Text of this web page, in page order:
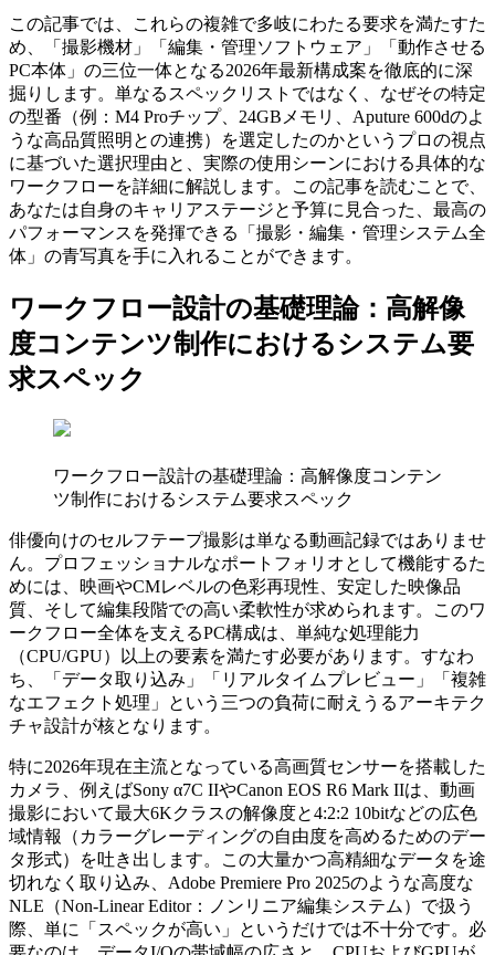
この記事では、これらの複雑で多岐にわたる要求を満たすた
め、「撮影機材」「編集・管理ソフトウェア」「動作させる
PC本体」の三位一体となる2026年最新構成案を徹底的に深
掘りします。単なるスペックリストではなく、なぜその特定
の型番（例：M4 Proチップ、24GBメモリ、Aputure 600dのよ
うな高品質照明との連携）を選定したのかというプロの視点
に基づいた選択理由と、実際の使用シーンにおける具体的な
ワークフローを詳細に解説します。この記事を読むことで、
あなたは自身のキャリアステージと予算に見合った、最高の
パフォーマンスを発揮できる「撮影・編集・管理システム全
体」の青写真を手に入れることができます。
ワークフロー設計の基礎理論：高解像
度コンテンツ制作におけるシステム要
求スペック
ワークフロー設計の基礎理論：高解像度コンテン
ツ制作におけるシステム要求スペック
俳優向けのセルフテープ撮影は単なる動画記録ではありませ
ん。プロフェッショナルなポートフォリオとして機能するた
めには、映画やCMレベルの色彩再現性、安定した映像品
質、そして編集段階での高い柔軟性が求められます。このワ
ークフロー全体を支えるPC構成は、単純な処理能力
（CPU/GPU）以上の要素を満たす必要があります。すなわ
ち、「データ取り込み」「リアルタイムプレビュー」「複雑
なエフェクト処理」という三つの負荷に耐えうるアーキテク
チャ設計が核となります。
特に2026年現在主流となっている高画質センサーを搭載した
カメラ、例えばSony α7C IIやCanon EOS R6 Mark IIは、動画
撮影において最大6Kクラスの解像度と4:2:2 10bitなどの広色
域情報（カラーグレーディングの自由度を高めるためのデー
タ形式）を吐き出します。この大量かつ高精細なデータを途
切れなく取り込み、Adobe Premiere Pro 2025のような高度な
NLE（Non-Linear Editor：ノンリニア編集システム）で扱う
際、単に「スペックが高い」というだけでは不十分です。必